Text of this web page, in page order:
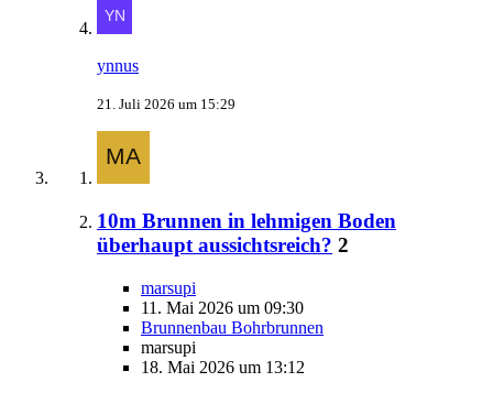
ynnus
21. Juli 2026 um 15:29
10m Brunnen in lehmigen Boden
überhaupt aussichtsreich? 2
marsupi
11. Mai 2026 um 09:30
Brunnenbau Bohrbrunnen
marsupi
18. Mai 2026 um 13:12